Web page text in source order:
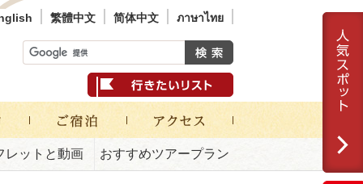
繁體中文 简体中文 ภาษาไทย
レットと動画 おすすめツアープラン